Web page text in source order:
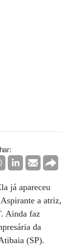
já apareceu
a atriz,
Ainda faz
da
(SP).